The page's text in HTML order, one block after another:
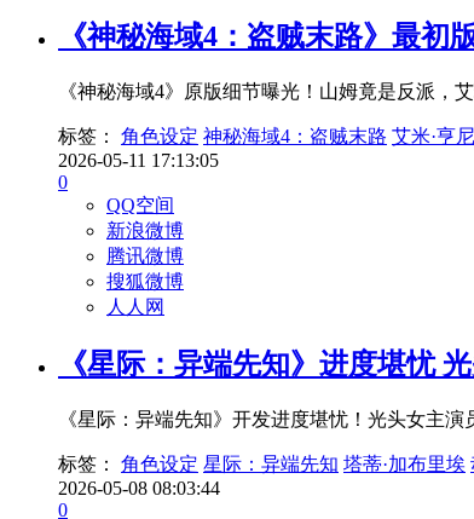
《神秘海域4：盗贼末路》最初
《神秘海域4》原版细节曝光！山姆竟是反派，
标签： 角色设定 神秘海域4：盗贼末路 艾米·亨
2026-05-11 17:13:05
0
QQ空间
新浪微博
腾讯微博
搜狐微博
人人网
《星际：异端先知》进度堪忧
《星际：异端先知》开发进度堪忧！光头女主
标签： 角色设定 星际：异端先知 塔蒂·加布里埃
2026-05-08 08:03:44
0